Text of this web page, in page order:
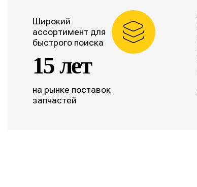
Широкий
ассортимент для
быстрого поиска
15 лет
на рынке поставок
запчастей